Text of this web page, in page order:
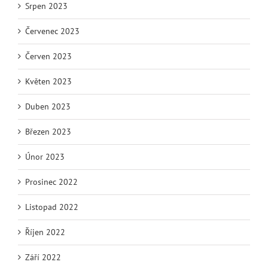
Srpen 2023
Červenec 2023
Červen 2023
Květen 2023
Duben 2023
Březen 2023
Únor 2023
Prosinec 2022
Listopad 2022
Říjen 2022
Září 2022